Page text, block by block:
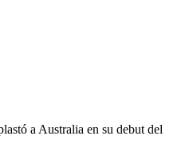
a Australia en su debut del